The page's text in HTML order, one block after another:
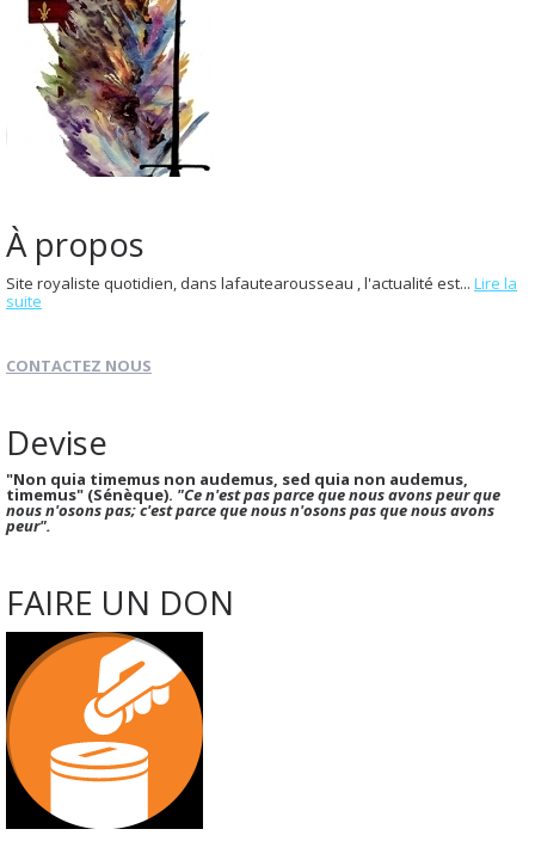
À propos
Site royaliste quotidien, dans lafautearousseau , l'actualité est... Lire la
suite
CONTACTEZ NOUS
Devise
"Non quia timemus non audemus, sed quia non audemus,
timemus" (Sénèque). "Ce n'est pas parce que nous avons peur que
nous n'osons pas; c'est parce que nous n'osons pas que nous avons
peur".
FAIRE UN DON